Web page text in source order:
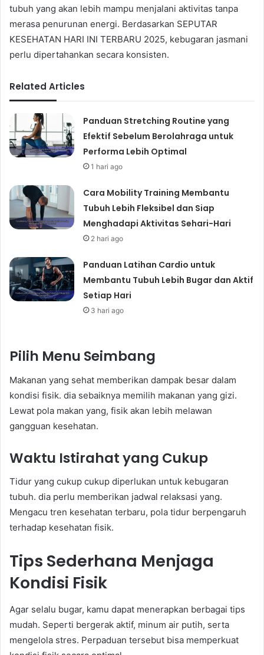
tubuh yang akan lebih mampu menjalani aktivitas tanpa
merasa penurunan energi. Berdasarkan SEPUTAR
KESEHATAN HARI INI TERBARU 2025, kebugaran jasmani
perlu dipertahankan secara konsisten.
Related Articles
Panduan Stretching Routine yang
Efektif Sebelum Berolahraga untuk
Performa Lebih Optimal
1 hari ago
Cara Mobility Training Membantu
Tubuh Lebih Fleksibel dan Siap
Menghadapi Aktivitas Sehari-Hari
2 hari ago
Panduan Latihan Cardio untuk
Membantu Tubuh Lebih Bugar dan Aktif
Setiap Hari
3 hari ago
Pilih Menu Seimbang
Makanan yang sehat memberikan dampak besar dalam
kondisi fisik. dia sebaiknya memilih makanan yang gizi.
Lewat pola makan yang, fisik akan lebih melawan
gangguan kesehatan.
Waktu Istirahat yang Cukup
Tidur yang cukup cukup diperlukan untuk kebugaran
tubuh. dia perlu memberikan jadwal relaksasi yang.
Mengacu tren kesehatan terbaru, pola tidur berpengaruh
terhadap kesehatan fisik.
Tips Sederhana Menjaga
Kondisi Fisik
Agar selalu bugar, kamu dapat menerapkan berbagai tips
mudah. Seperti bergerak aktif, minum air putih, serta
mengelola stres. Perpaduan tersebut bisa memperkuat